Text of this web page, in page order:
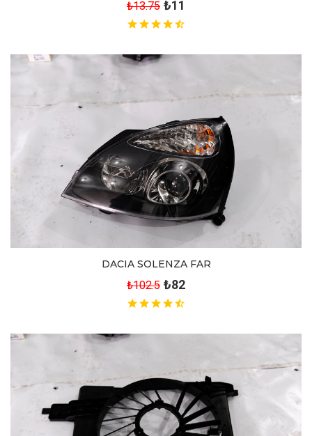
₺13.75 ₺11
DACIA SOLENZA FAR
₺102.5 ₺82